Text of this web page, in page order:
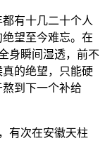
有十几二十个人
望至今难忘。在
身瞬间湿透，前不
的绝望，只能硬
到下一个补给
有次在安徽天柱